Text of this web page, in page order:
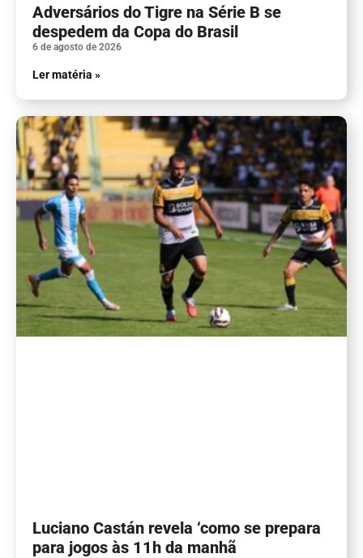
Adversários do Tigre na Série B se
despedem da Copa do Brasil
6 de agosto de 2026
Ler matéria »
Luciano Castán revela ‘como se prepara
para jogos às 11h da manhã